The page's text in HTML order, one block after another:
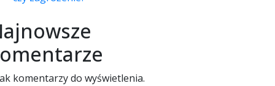
komentarzy do wyświetlenia.